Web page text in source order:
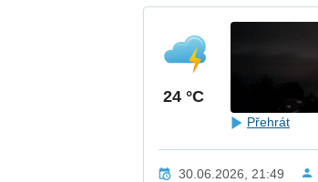
24 °C
Přehrát
30.06.2026, 21:49